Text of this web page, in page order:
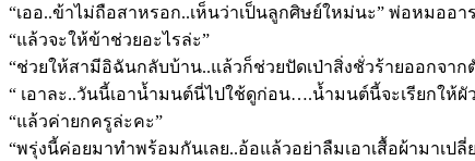
“เออ..ข้าไม่ถือสาหรอก..เห็นว่าเป็นลูกศิษย์ใหม่นะ” พ่อหมออ
“แล้วจะให้ข้าช่วยอะไรล่ะ”
“ช่วยให้สามีอิฉันกลับบ้าน..แล้วก็ช่วยปัดเป่าสิ่งชั่วร้ายออกจา
“ เอาละ..วันนี้เอาน้ำมนต์นี่ไปใช้ดูก่อน….น้ำมนต์นี้จะเรียกให้
“แล้วค่ายกครูล่ะคะ”
“พรุ่งนี้ค่อยมาทำพร้อมกันเลย..อ้อแล้วอย่าลืมเอาเสื้อผ้ามาเ